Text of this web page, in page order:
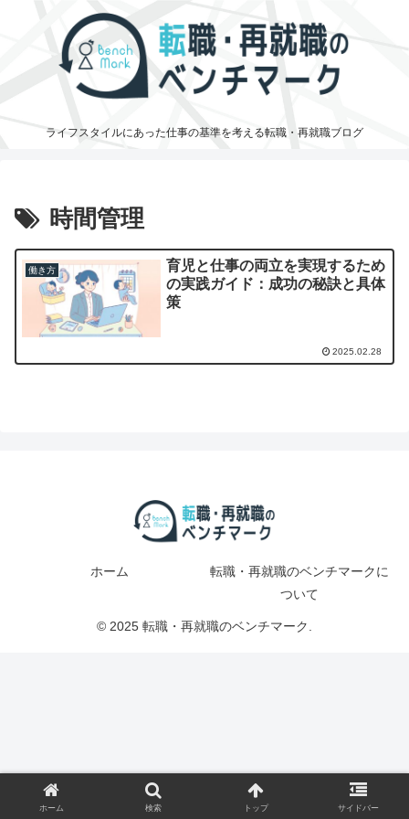
ライフスタイルにあった仕事の基準を考える転職・再就職ブログ
時間管理
働き方
育児と仕事の両立を実現するため
の実践ガイド：成功の秘訣と具体
策
2025.02.28
ホーム
転職・再就職のベンチマークに
ついて
© 2025 転職・再就職のベンチマーク.
ホーム 検索 トップ サイドバー